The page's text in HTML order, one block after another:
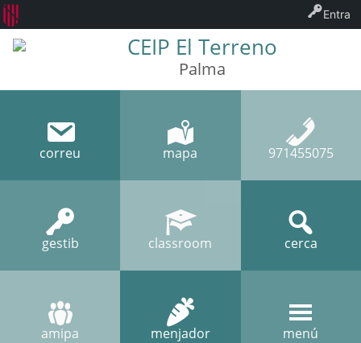
CEIP El Terreno
Palma
correu mapa 971455075
gestib classroom cerca
amipa menjador menú
Entra